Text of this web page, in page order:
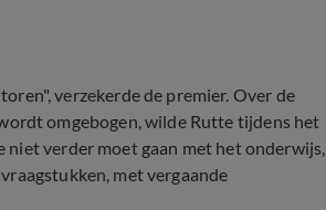
verzekerde de premier. Over de
omgebogen, wilde Rutte tijdens het
niet verder moet gaan met het onderwijs,
met vergaande